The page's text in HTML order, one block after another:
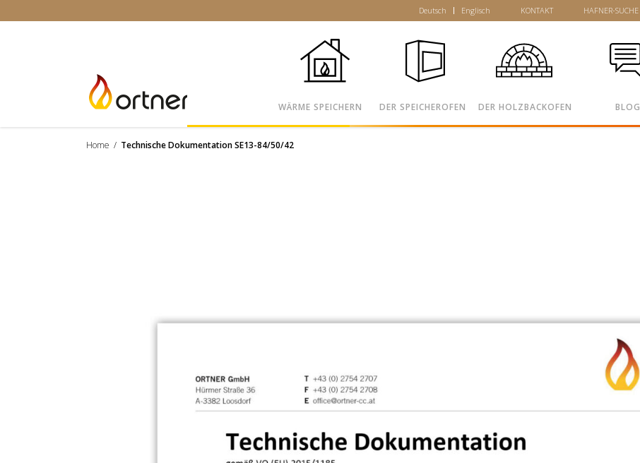
Deutsch Englisch KONTAKT HAFNER-SUCHE
WÄRME SPEICHERN DER SPEICHEROFEN DER HOLZBACKOFEN BLOG
Home / Technische Dokumentation SE13-84/50/42